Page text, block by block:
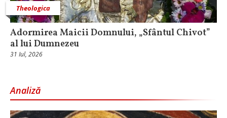
Theologica
Adormirea Maicii Domnului, „Sfântul Chivot”
al lui Dumnezeu
31 Iul, 2026
Analiză